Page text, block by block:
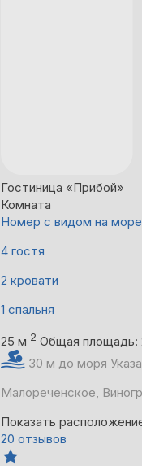
Гостиница «Прибой»
Комната
Номер с видом на море
4 гостя
2 кровати
1 спальня
25 м 2 Общая площадь:
30 м до моря
Малореченское,
Показать
20 отзывов